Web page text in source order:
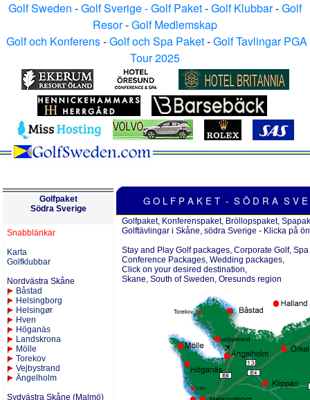
Golf Sweden -Golf Sverige - Golf Paket-Golf Klubbar-Golf
Resor-Golf Medlemskap
Golf och Konferens-Golf och Spa Paket-Golf Tavlingar PGA
Tour 2025
Golfpaket
Södra Sverige
Snabblänkar
Karta
Golfklubbar
Nordvästra Skåne
Båstad
Helsingborg
Helsingør
Hven
Höganäs
Landskrona
Mölle
Torekov
Vejbystrand
Ängelholm
Sydvästra Skåne (Malmö)
G O L F P A K E T - S Ö D R A S V E
Golfpaket, Konferenspaket, Bröllopspaket,
Golftävlingar i Skåne, södra Sverige - Klicka på
Stay and Play Golf packages, Corporate Golf,
Conference Packages, Wedding packages,
Click on your desired destination,
Skane, South of Sweden, Oresunds region